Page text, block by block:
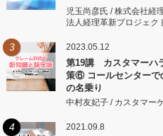
児玉尚彦氏 / 株式会社
法人経理革新プロジェ
3 2023.05.12
第19講 カスタマーハ
策⑥ コールセンターで
の名乗り
中村友妃子 / カスタマー
4 2021.09.8